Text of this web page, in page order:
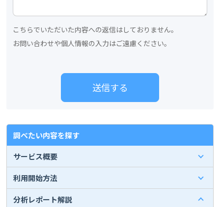
調べたい内容を探す
サービス概要
利用開始方法
分析レポート解説
こちらでいただいた内容への返信はしておりません。
お問い合わせや個人情報の入力はご遠慮ください。